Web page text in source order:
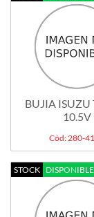
BUJIA ISUZU
10.5V
Cód: 280-
STOCK DISPONIBLE